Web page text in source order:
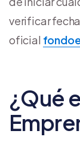
verificar
oficial
¿Qué